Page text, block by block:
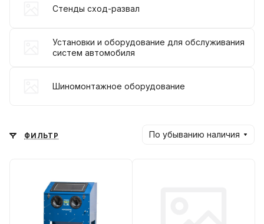
Стенды сход-развал
Установки и оборудование для обслуживания
систем автомобиля
Шиномонтажное оборудование
ФИЛЬТР По убыванию наличия